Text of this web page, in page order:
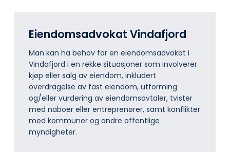
Eiendomsadvokat Vindafjord
Man kan ha behov for en eiendomsadvokat i
Vindafjord i en rekke situasjoner som involverer
kjøp eller salg av eiendom, inkludert
overdragelse av fast eiendom, utforming
og/eller vurdering av eiendomsavtaler, tvister
med naboer eller entreprenører, samt konflikter
med kommuner og andre offentlige
myndigheter.